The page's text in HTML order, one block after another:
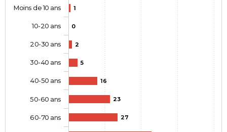
1
0
2
5
16
23
27
Moins de 10 ans
10-20 ans
20-30 ans
30-40 ans
40-50 ans
50-60 ans
60-70 ans